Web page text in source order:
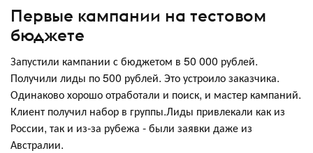
Первые кампании на тестовом
бюджете
Запустили кампании с бюджетом в 50 000 рублей.
Получили лиды по 500 рублей. Это устроило заказчика.
Одинаково хорошо отработали и поиск, и мастер кампаний.
Клиент получил набор в группы.Лиды привлекали как из
России, так и из-за рубежа - были заявки даже из
Австралии.